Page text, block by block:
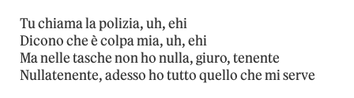
Tu chiama la polizia, uh, ehi
Dicono che è colpa mia, uh, ehi
Ma nelle tasche non ho nulla, giuro, tenente
Nullatenente, adesso ho tutto quello che mi serve